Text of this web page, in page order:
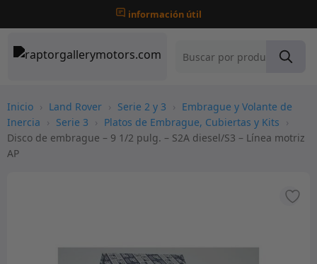
información útil
Inicio › Land Rover › Serie 2 y 3 › Embrague y Volante de
Inercia › Serie 3 › Platos de Embrague, Cubiertas y Kits ›
Disco de embrague – 9 1/2 pulg. – S2A diesel/S3 – Línea motriz
AP